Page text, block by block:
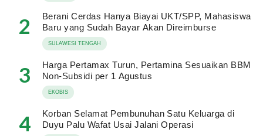
2
Berani Cerdas Hanya Biayai UKT/SPP, Mahasiswa
Baru yang Sudah Bayar Akan Direimburse
SULAWESI TENGAH
3
Harga Pertamax Turun, Pertamina Sesuaikan BBM
Non-Subsidi per 1 Agustus
EKOBIS
4
Korban Selamat Pembunuhan Satu Keluarga di
Duyu Palu Wafat Usai Jalani Operasi